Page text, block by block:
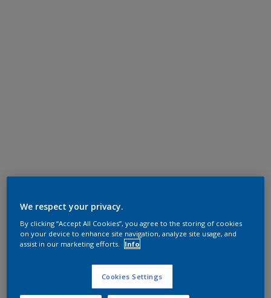
We respect your privacy.
By clicking “Accept All Cookies”, you agree to the storing of cookies
on your device to enhance site navigation, analyze site usage, and
assist in our marketing efforts.
Info
Cookies Settings